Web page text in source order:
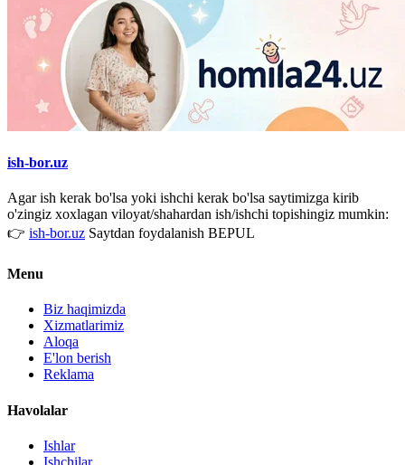
ish-bor.uz
Agar ish kerak bo'lsa yoki ishchi kerak bo'lsa saytimizga kirib
o'zingiz xoxlagan viloyat/shahardan ish/ishchi topishingiz mumkin:
👉 ish-bor.uz Saytdan foydalanish BEPUL
Menu
Biz haqimizda
Xizmatlarimiz
Aloqa
E'lon berish
Reklama
Havolalar
Ishlar
Ishchilar